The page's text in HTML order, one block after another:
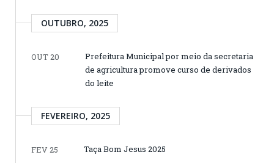
OUTUBRO, 2025
OUT 20
Prefeitura Municipal por meio da secretaria
de agricultura promove curso de derivados
do leite
FEVEREIRO, 2025
FEV 25
Taça Bom Jesus 2025